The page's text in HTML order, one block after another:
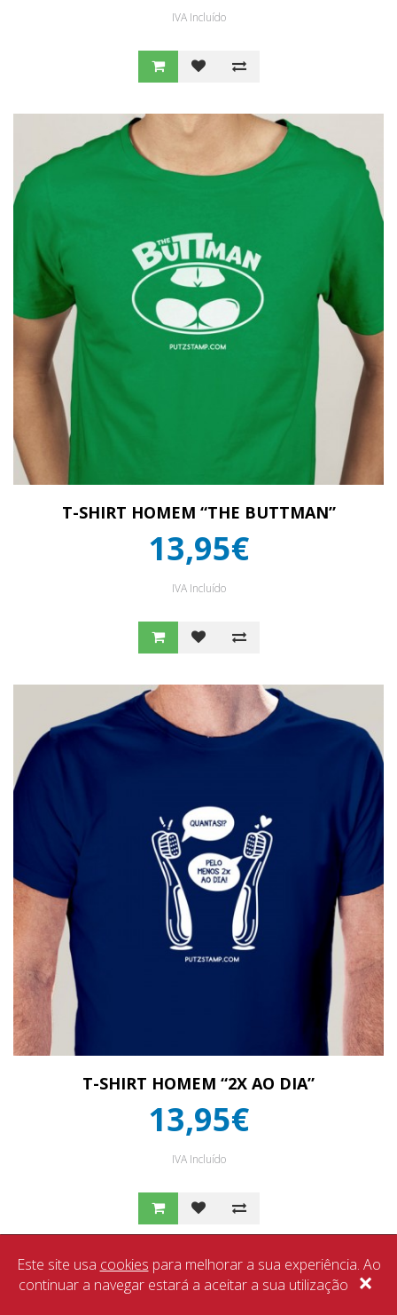
IVA Incluído
T-SHIRT HOMEM “THE BUTTMAN”
13,95€
IVA Incluído
T-SHIRT HOMEM “2X AO DIA”
13,95€
IVA Incluído
Este site usa cookies para melhorar a sua experiência. Ao
continuar a navegar estará a aceitar a sua utilização ×